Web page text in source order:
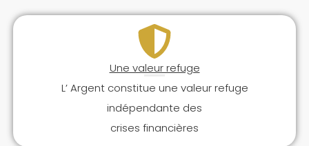
Une valeur refuge
L’ Argent constitue une valeur refuge
indépendante des
crises financières